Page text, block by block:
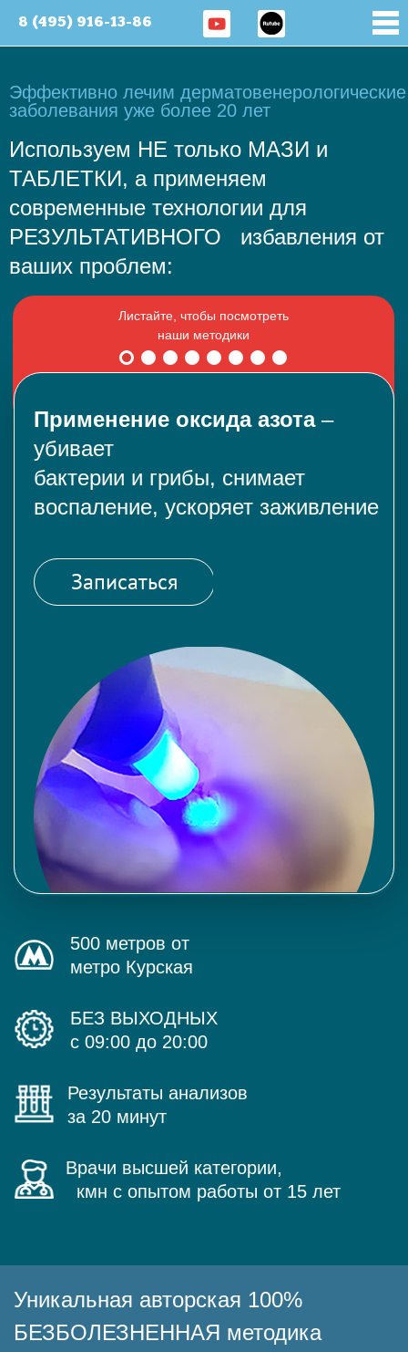
8 (495) 916-13-86
Эффективно лечим дерматовенерологические
заболевания уже более 20 лет
Используем НЕ только МАЗИ и
ТАБЛЕТКИ, а применяем
современные технологии для
РЕЗУЛЬТАТИВНОГО избавления от
ваших проблем:
Применение оксида азота–
убивает
бактерии и грибы, снимает
воспаление, ускоряет заживление
Записаться
500 метров от
метро Курская
БЕЗ ВЫХОДНЫХ
с 09:00 до 20:00
Результаты анализов
за 20 минут
Врачи высшей категории,
кмн с опытом работы от 15 лет
Уникальная авторская 100%
БЕЗБОЛЕЗНЕННАЯ методика